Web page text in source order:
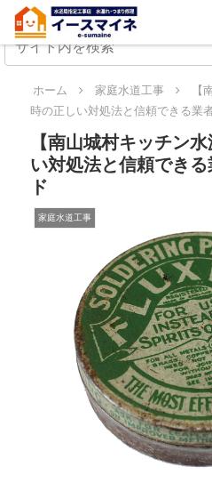
ホーム 家庭水道工事
【
時の正しい対処法と信頼できる業
【南山城村キッチン
い対処法と信頼でき
ド
家庭水道工事